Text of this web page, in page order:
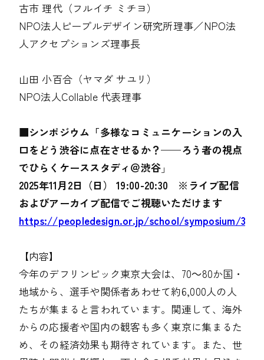
古市 理代（フルイチ ミチヨ）
NPO法人ピープルデザイン研究所理事／NPO法
人アクセプションズ理事長
山田 小百合（ヤマダ サユリ）
NPO法人Collable 代表理事
■シンポジウム「多様なコミュニケーションの入
口をどう渋谷に点在させるか？——ろう者の視点
でひらくケーススタディ＠渋谷 」
2025年11月2日（日） 19:00-20:30 ※ライブ配信
およびアーカイブ配信でご視聴いただけます
https://peopledesign.or.jp/school/symposium/
【内容】
今年のデフリンピック東京大会は、70～80か国・
地域から、選手や関係者あわせて約6,000人の人
たちが集まると言われています。関連して、海外
からの応援者や国内の観客も多く東京に集まるた
め、その経済効果も期待されています。また、世